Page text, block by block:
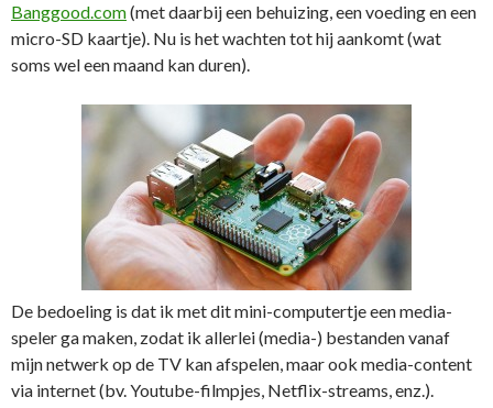
Banggood.com(met daarbij een behuizing, een voeding en een
micro-SD kaartje). Nu is het wachten tot hij aankomt (wat
soms wel een maand kan duren).
De bedoeling is dat ik met dit mini-computertje een media-
speler ga maken, zodat ik allerlei (media-) bestanden vanaf
mijn netwerk op de TV kan afspelen, maar ook media-content
via internet (bv. Youtube-filmpjes, Netflix-streams, enz.).